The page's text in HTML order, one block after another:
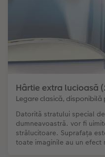
Hârtie extra lucioasă
Legare clasică, disponibilă
Datorită stratului special
dumneavoastră. vor fi
strălucitoare. Suprafața
toate imaginile au un efect